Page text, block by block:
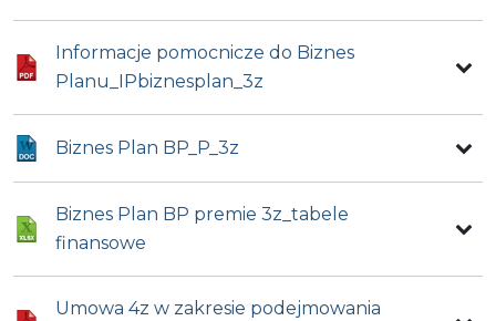
Informacje pomocnicze do Biznes
Planu_IPbiznesplan_3z
Biznes Plan BP_P_3z
Biznes Plan BP premie 3z_tabele
finansowe
Umowa 4z w zakresie podejmowania